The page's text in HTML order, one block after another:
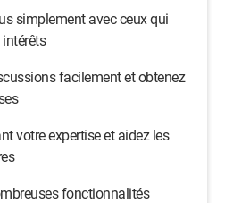
simplement avec ceux qui
facilement et obtenez
votre expertise et aidez les
fonctionnalités